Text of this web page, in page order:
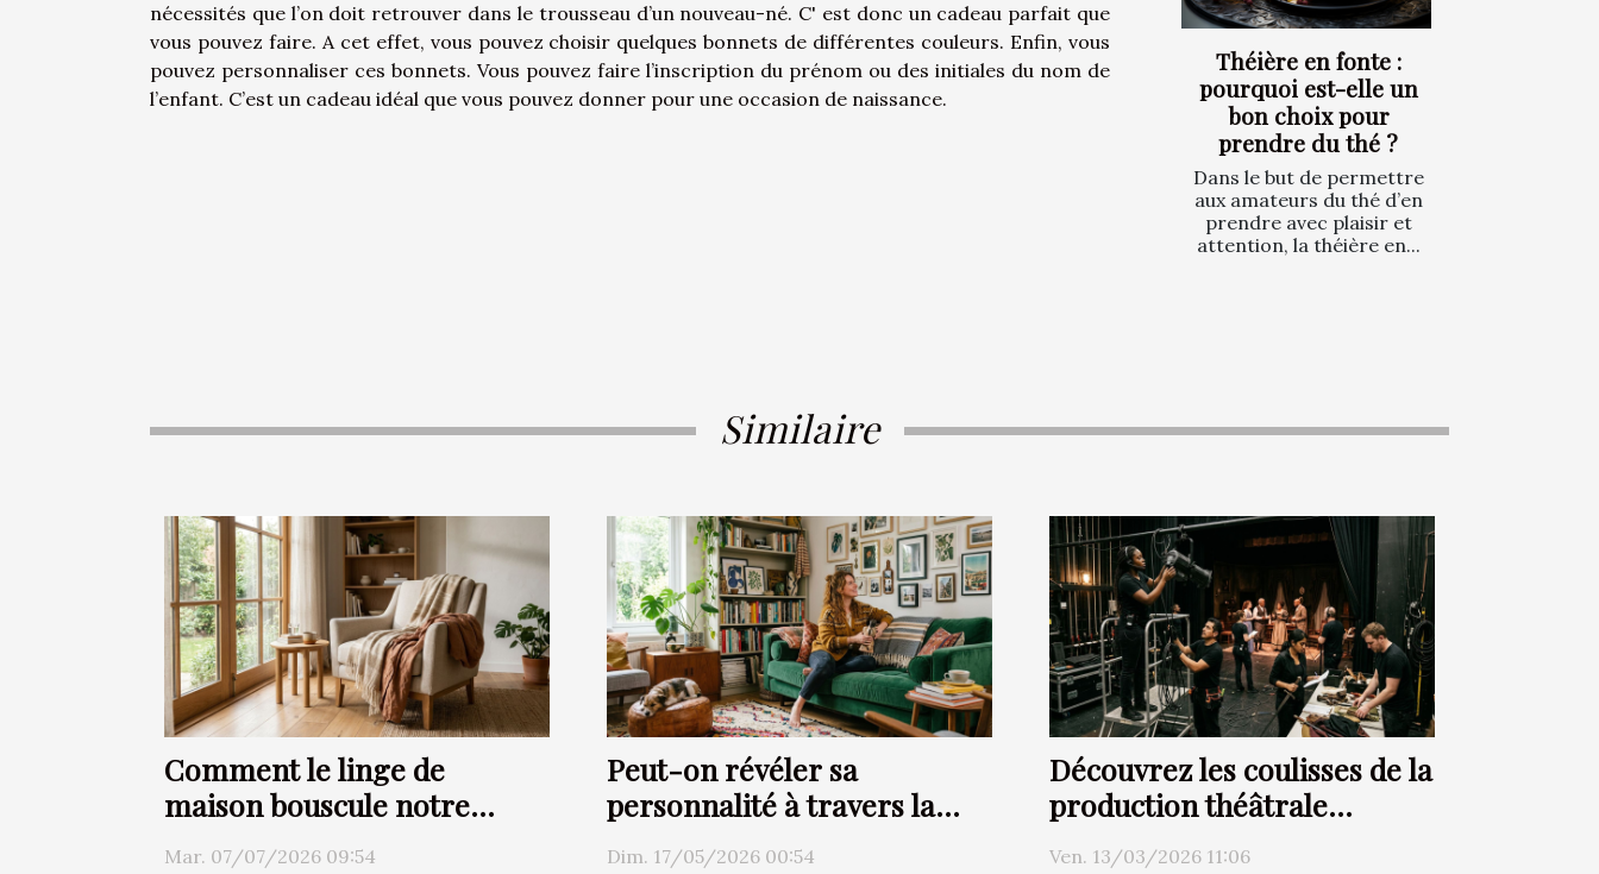
nécessités que l’on doit retrouver dans le trousseau d’un nouveau-né. C' est donc un cadeau parfait que
vous pouvez faire. A cet effet, vous pouvez choisir quelques bonnets de différentes couleurs. Enfin, vous
pouvez personnaliser ces bonnets. Vous pouvez faire l’inscription du prénom ou des initiales du nom de
l’enfant. C’est un cadeau idéal que vous pouvez donner pour une occasion de naissance.
Théière en fonte :
pourquoi est-elle un
bon choix pour
prendre du thé ?
Dans le but de permettre
aux amateurs du thé d’en
prendre avec plaisir et
attention, la théière en...
Similaire
Comment le linge de
maison bouscule notre
rapport au confort
Mar. 07/07/2026 09:54
Peut-on révéler sa
personnalité à travers la
décoration d’intérieur ?
Dim. 17/05/2026 00:54
Découvrez les coulisses de la
production théâtrale
moderne
Ven. 13/03/2026 11:06